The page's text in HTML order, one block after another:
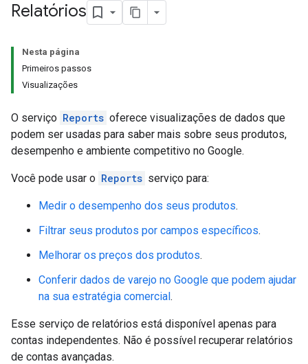
Relatórios
Nesta página
Primeiros passos
Visualizações
O serviço Reports oferece visualizações de dados que
podem ser usadas para saber mais sobre seus produtos,
desempenho e ambiente competitivo no Google.
Você pode usar o Reports serviço para:
Medir o desempenho dos seus produtos.
Filtrar seus produtos por campos específicos.
Melhorar os preços dos produtos.
Conferir dados de varejo no Google que podem ajudar
na sua estratégia comercial.
Esse serviço de relatórios está disponível apenas para
contas independentes. Não é possível recuperar relatórios
de contas avançadas.